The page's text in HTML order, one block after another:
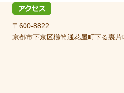
〒600-8822
京都市下京区櫛笥通花屋町下る裏片